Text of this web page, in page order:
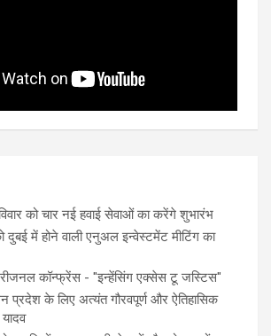
को चार नई हवाई सेवाओं का करेंगे शुभारंभ
दुबई में होने वाली एनुअल इन्वेस्टमेंट मीटिंग का
रीजनल कॉन्फ्रेंस - "इन्हेंसिंग एक्सेस टू जस्टिस"
प्रदेश के लिए अत्यंत गौरवपूर्ण और ऐतिहासिक